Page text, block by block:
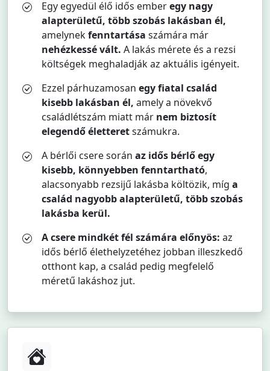
Egy egyedül élő idős emberegy nagy
alapterületű, több szobás lakásban él,
amelynekfenntartása számára már
nehézkessé vált. A lakás mérete és a rezsi
költségek meghaladják az aktuális igényeit.
Ezzel párhuzamosan egy fiatal család
kisebb lakásban él, amely a növekvő
családlétszám miatt már nem biztosít
elegendő életteretszámukra.
A bérlői csere során az idős bérlő egy
kisebb, könnyebben fenntartható,
alacsonyabb rezsijű lakásba költözik, míg a
család nagyobb alapterületű, több szobás
lakásba kerül.
A csere mindkét fél számára előnyös: az
idős bérlő élethelyzetéhez jobban illeszkedő
otthont kap, a család pedig megfelelő
méretű lakáshoz jut.